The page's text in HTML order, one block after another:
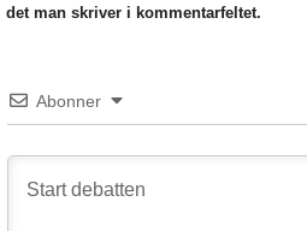
det man skriver i kommentarfeltet.
Abonner